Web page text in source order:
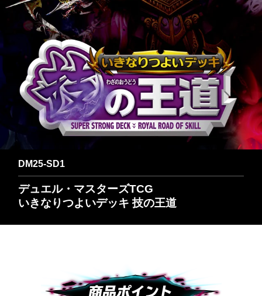
DM25-SD1
デュエル・マスターズTCG
いきなりつよいデッキ 技の王道
商品ポイント